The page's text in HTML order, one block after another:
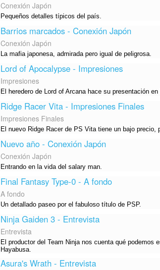
Conexión Japón
Pequeños detalles típicos del país.
Barrios marcados - Conexión Japón
Conexión Japón
La mafia japonesa, admirada pero igual de peligrosa.
Lord of Apocalypse - Impresiones
Impresiones
El heredero de Lord of Arcana hace su presentación
Ridge Racer Vita - Impresiones Finales
Impresiones Finales
El nuevo Ridge Racer de PS Vita tiene un bajo precio,
Nuevo año - Conexión Japón
Conexión Japón
Entrando en la vida del salary man.
Final Fantasy Type-0 - A fondo
A fondo
Un detallado paseo por el fabuloso título de PSP.
Ninja Gaiden 3 - Entrevista
Entrevista
El productor del Team Ninja nos cuenta qué podemos
Hayabusa.
Asura's Wrath - Entrevista